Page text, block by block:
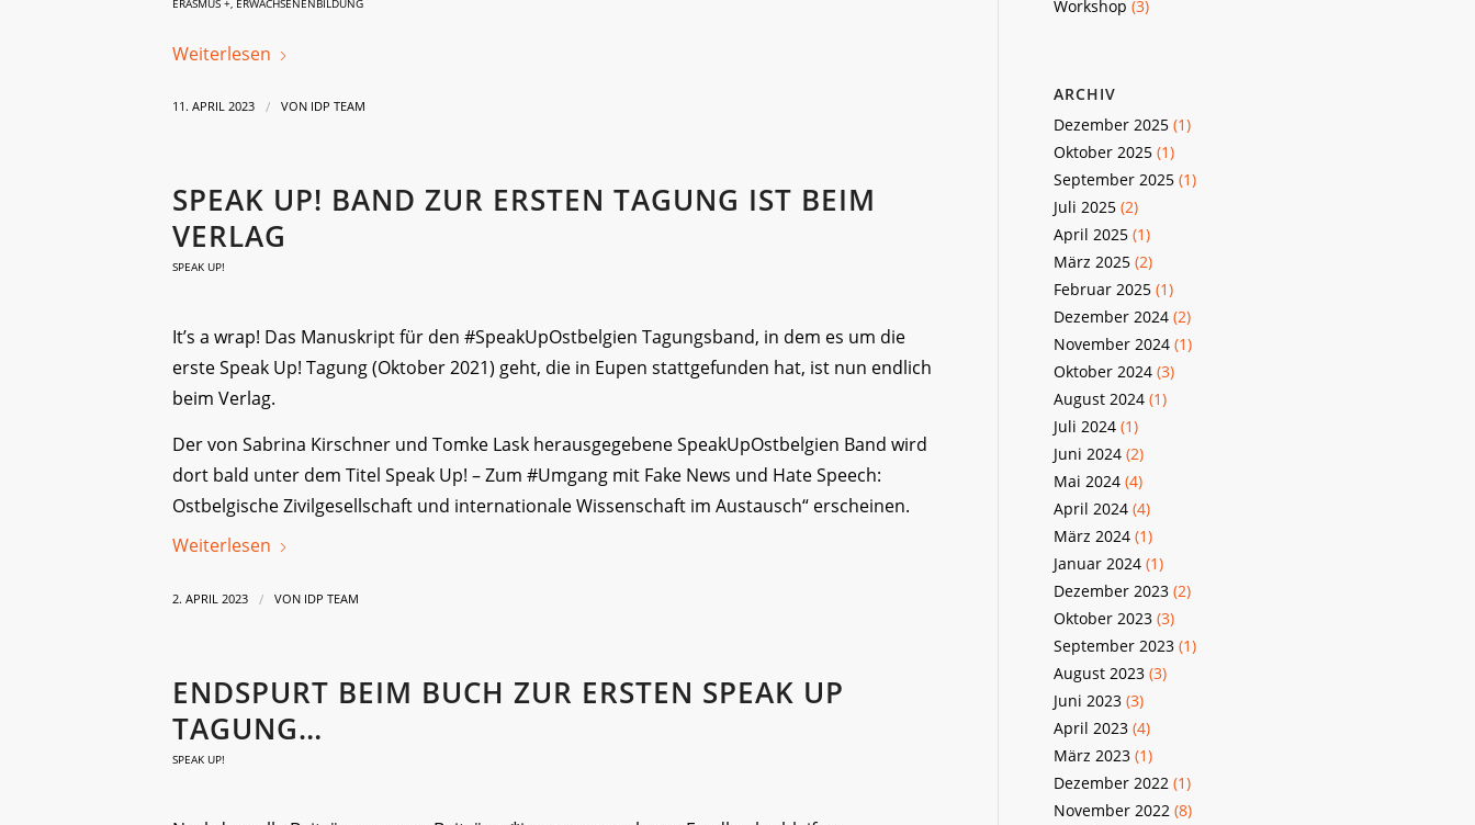
ERASMUS +, ERWACHSENENBILDUNG
Weiterlesen
11. APRIL 2023 / VON IDP TEAM
SPEAK UP! BAND ZUR ERSTEN TAGUNG IST BEIM
VERLAG
SPEAK UP!
It’s a wrap! Das Manuskript für den #SpeakUpOstbelgien Tagungsband, in dem es um die
erste Speak Up! Tagung (Oktober 2021) geht, die in Eupen stattgefunden hat, ist nun endlich
beim Verlag.
Der von Sabrina Kirschner und Tomke Lask herausgegebene SpeakUpOstbelgien Band wird
dort bald unter dem Titel Speak Up! – Zum #Umgang mit Fake News und Hate Speech:
Ostbelgische Zivilgesellschaft und internationale Wissenschaft im Austausch“ erscheinen.
Weiterlesen
2. APRIL 2023 / VON IDP TEAM
ENDSPURT BEIM BUCH ZUR ERSTEN SPEAK UP
TAGUNG…
SPEAK UP!
Workshop (3)
ARCHIV
Dezember 2025(1)
Oktober 2025(1)
September 2025(1)
Juli 2025(2)
April 2025(1)
März 2025(2)
Februar 2025(1)
Dezember 2024(2)
November 2024(1)
Oktober 2024(3)
August 2024(1)
Juli 2024(1)
Juni 2024(2)
Mai 2024(4)
April 2024(4)
März 2024(1)
Januar 2024(1)
Dezember 2023(2)
Oktober 2023(3)
September 2023(1)
August 2023(3)
Juni 2023(3)
April 2023(4)
März 2023(1)
Dezember 2022(1)
November 2022(8)